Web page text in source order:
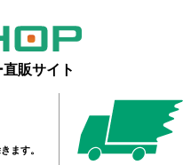
販サイト
ます。